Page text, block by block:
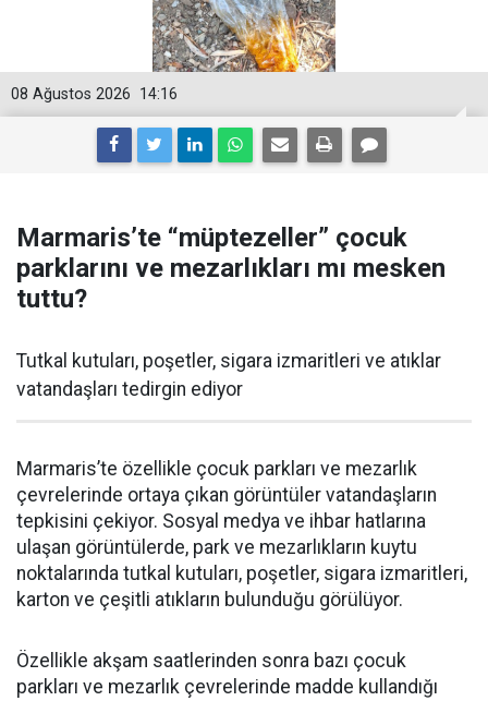
14:16
08 Ağustos 2026
Marmaris’te “müptezeller” çocuk
parklarını ve mezarlıkları mı mesken
tuttu?
Tutkal kutuları, poşetler, sigara izmaritleri ve atıklar
vatandaşları tedirgin ediyor
Marmaris’te özellikle çocuk parkları ve mezarlık
çevrelerinde ortaya çıkan görüntüler vatandaşların
tepkisini çekiyor. Sosyal medya ve ihbar hatlarına
ulaşan görüntülerde, park ve mezarlıkların kuytu
noktalarında tutkal kutuları, poşetler, sigara izmaritleri,
karton ve çeşitli atıkların bulunduğu görülüyor.
Özellikle akşam saatlerinden sonra bazı çocuk
parkları ve mezarlık çevrelerinde madde kullandığı